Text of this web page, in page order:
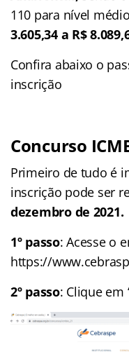
110 para nível médio
3.605,34 a R$
Confira abaixo o
inscrição
Concurso
Primeiro de tudo é
inscrição pode ser
dezembro de 2021.
1º passo: Acesse o
https://
2º passo: Clique em